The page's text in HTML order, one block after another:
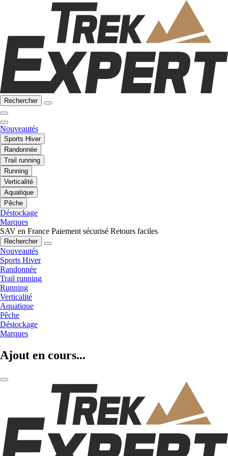
Rechercher
Nouveautés
Sports Hiver
Randonnée
Trail running
Running
Verticalité
Aquatique
Pêche
Déstockage
Marques
SAV en France Paiement sécurisé Retours faciles
Rechercher
Nouveautés
Sports Hiver
Randonnée
Trail running
Running
Verticalité
Aquatique
Pêche
Déstockage
Marques
Ajout en cours...